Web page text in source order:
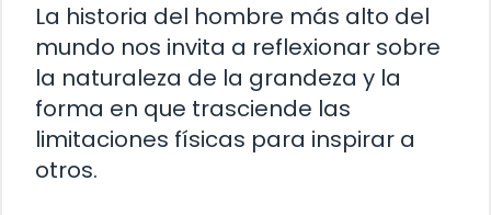
La historia del hombre más alto del
mundo nos invita a reflexionar sobre
la naturaleza de la grandeza y la
forma en que trasciende las
limitaciones físicas para inspirar a
otros.